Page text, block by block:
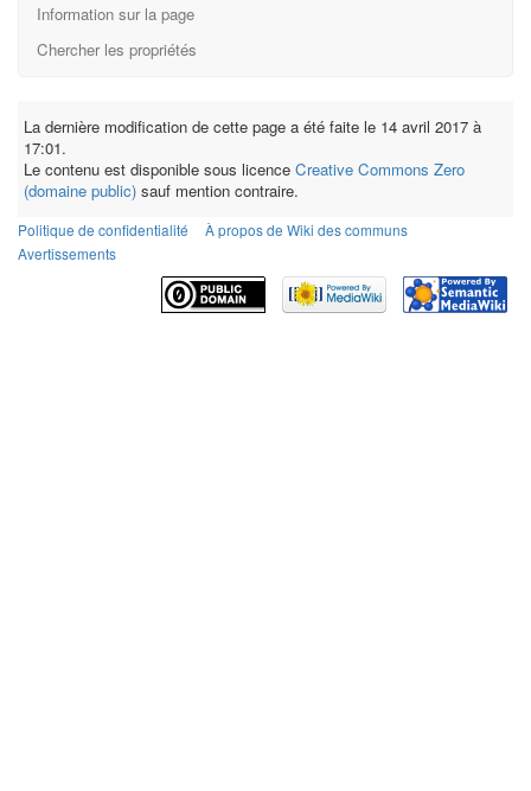
Information sur la page
Chercher les propriétés
La dernière modification de cette page a été faite le 14 avril 2017 à
17:01.
Le contenu est disponible sous licence Creative Commons Zero
(domaine public) sauf mention contraire.
Politique de confidentialité
À propos de Wiki des communs
Avertissements